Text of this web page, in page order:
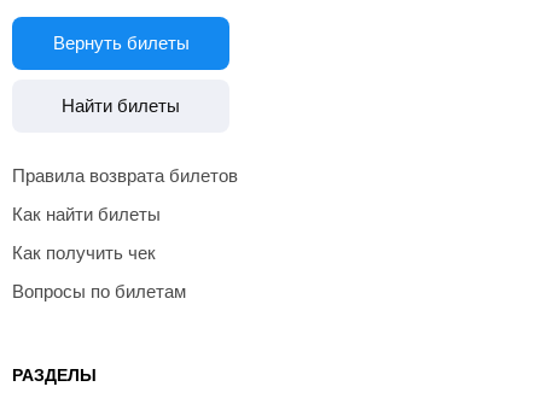
Вернуть билеты
Найти билеты
Правила возврата билетов
Как найти билеты
Как получить чек
Вопросы по билетам
РАЗДЕЛЫ